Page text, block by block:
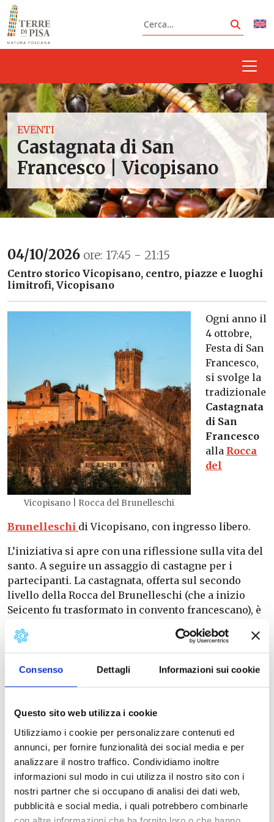
Consenso Dettagli Informazioni sui cookie
Questo sito web utilizza i cookie
Utilizziamo i cookie per personalizzare contenuti ed
annunci, per fornire funzionalità dei social media e per
analizzare il nostro traffico. Condividiamo inoltre
informazioni sul modo in cui utilizza il nostro sito con i
nostri partner che si occupano di analisi dei dati web,
pubblicità e social media, i quali potrebbero combinarle
Vai al contenuto
Cerca
Cerca
EVENTI
Castagnata di San
Francesco | Vicopisano
04/10/2026 ore: 17:45 - 21:15
Centro storico Vicopisano, centro, piazze e luoghi
limitrofi, Vicopisano
Vicopisano | Rocca del Brunelleschi
Ogni anno il
4 ottobre,
Festa di San
Francesco,
si svolge la
tradizionale
Castagnata
di San
Francesco
alla Rocca
del
Brunelleschi di Vicopisano, con ingresso libero.
L’iniziativa si apre con una riflessione sulla vita del
santo. A seguire un assaggio di castagne per i
partecipanti. La castagnata, offerta sul secondo
livello della Rocca del Brunelleschi (che a inizio
Seicento fu trasformato in convento francescano), è
figura e della vita del Santo e storie e personaggio
dell’Ordine francescano.
L’appuntamento giunto al 24° anno ricorda la venuta
cammino lungo la Via Francigena, il Santo volle
fermarsi in questo centro di torri, piazze e chiese
abbracciato dalle acque dell’Arno e del Serchio che
era il luogo di provenienza, secondo fonti orali,
della sua famiglia, i Moriconi. Sarebbe stato ospite
di un ospedale per pellegrini che sorgeva nella
parte alta